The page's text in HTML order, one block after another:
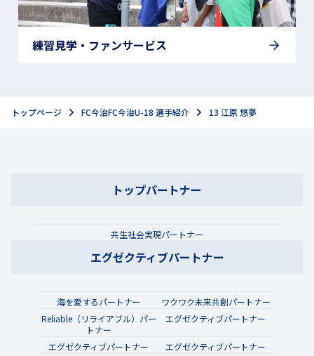
練習見学・ファンサービス
トップページ FC今治FC今治U-18 選手紹介 13 江原 悠夢
トップパートナー
共生社会実現パートナー
エグゼクティブパートナー
海を愛するパートナー
ワクワク未来共創パートナー
Reliable（リライアブル）パー
トナー
エグゼクティブパートナー
エグゼクティブパートナー
エグゼクティブパートナー